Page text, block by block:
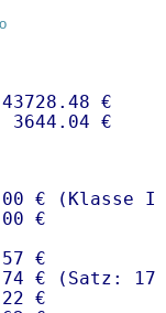
€
€ (Klasse I)
€
€
€ (Satz:
€